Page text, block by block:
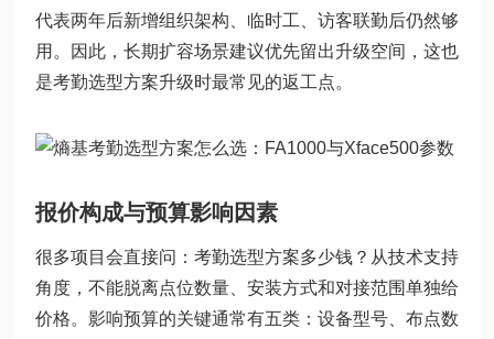
代表两年后新增组织架构、临时工、访客联勤后仍然够
用。因此，长期扩容场景建议优先留出升级空间，这也
是考勤选型方案升级时最常见的返工点。
报价构成与预算影响因素
很多项目会直接问：考勤选型方案多少钱？从技术支持
角度，不能脱离点位数量、安装方式和对接范围单独给
价格。影响预算的关键通常有五类：设备型号、布点数